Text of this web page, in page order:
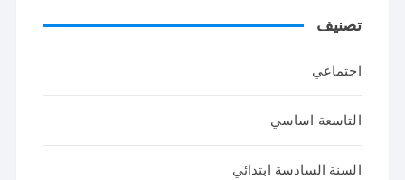
تصنيف
اجتماعي
التاسعة اساسي
السنة السادسة ابتدائي